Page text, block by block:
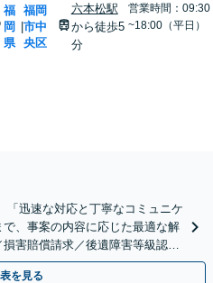
福
岡
県
福岡
市中
央区
六本松駅
から徒歩5
分
営業時間：09:30
~18:00（平日）
「迅速な対応と丁寧なコミュニケ
、事案の内容に応じた最適な解
害賠償請求／後遺障害等級認定
切り／死亡事故など
を見る